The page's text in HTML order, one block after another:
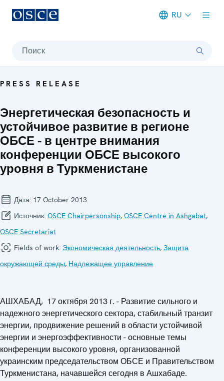
RU
Поиск
PRESS RELEASE
Энергетическая безопасность и
устойчивое развитие в регионе
ОБСЕ - в центре внимания
конференции ОБСЕ высокого
уровня в Туркменистане
Дата: 17 October 2013
Источник: OSCE Chairpersonship, OSCE Centre in Ashgabat,
OSCE Secretariat
Fields of work: Экономическая деятельность, Защита
окружающей среды, Надлежащее управление
АШХАБАД, 17 октября 2013 г. - Развитие сильного и
надежного энергетического сектора, стабильный транзит
энергии, продвижение решений в области устойчивой
энергии и энергоэффективности - основные темы
конференции высокого уровня, организованной
украинским председательством ОБСЕ и Правительством
Туркменистана, начавшейся сегодня в Ашхабаде.